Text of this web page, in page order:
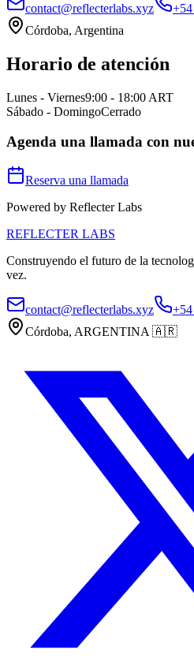
contact@reflecterlabs.xyz
Córdoba, Argentina
Horario de atención
Lunes - Viernes9:00 - 18:00 ART
Sábado - DomingoCerrado
Agenda una llamada con
Reserva una llamada
Powered by Reflecter Labs
REFLECTER LABS
Construyendo el futuro de la
vez.
contact@reflecterlabs.xyz
Córdoba, ARGENTINA 🇦🇷